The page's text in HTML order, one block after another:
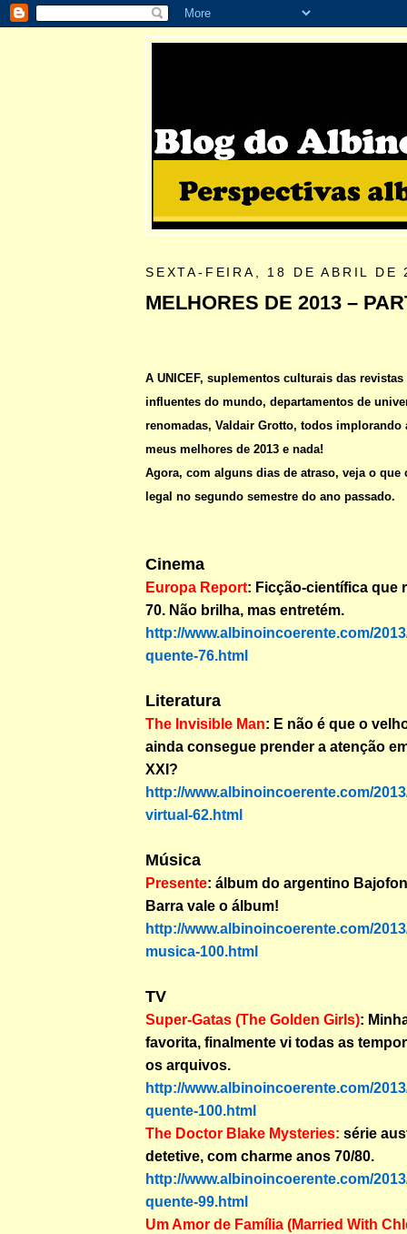
SEXTA-FEIRA, 18 DE ABRIL DE
MELHORES DE 2013 –
A UNICEF, suplementos culturais das
influentes do mundo, departamentos de
renomadas, Valdair Grotto, todos implorando
meus melhores de 2013 e nada!
Agora, com alguns dias de atraso, veja o que
legal no segundo semestre do ano passado.
Cinema
Europa Report: Ficção-científica que
70. Não brilha, mas entretém.
http://www.albinoincoerente.com/
quente-76.html
Literatura
The Invisible Man: E não é que o
ainda consegue prender a atenção
XXI?
http://www.albinoincoerente.com/
virtual-62.html
Música
Presente: álbum do argentino
Barra vale o álbum!
http://www.albinoincoerente.com/
musica-100.html
TV
Super-Gatas (The Golden Girls):
favorita, finalmente vi todas as
os arquivos.
http://www.albinoincoerente.com/
quente-100.html
The Doctor Blake Mysteries: série
detetive, com charme anos 70/80.
http://www.albinoincoerente.com/
quente-99.html
Um Amor de Família (Married With